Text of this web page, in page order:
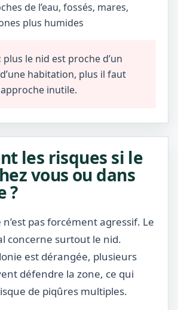
de l’eau, fossés, mares,
plus humides
plus le nid est proche d’un
habitation, plus il faut
inutile.
les risques si le
vous ou dans
?
pas forcément agressif. Le
concerne surtout le nid.
est dérangée, plusieurs
défendre la zone, ce qui
de piqûres multiples.